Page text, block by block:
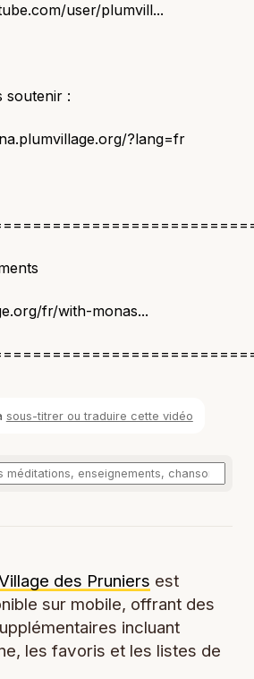
user/plumvill...
soutenir :
?lang=fr
fr/with-monas...
sous-titrer ou traduire cette vidéo
des Pruniers est
sur mobile, offrant des
incluant
les favoris et les listes de